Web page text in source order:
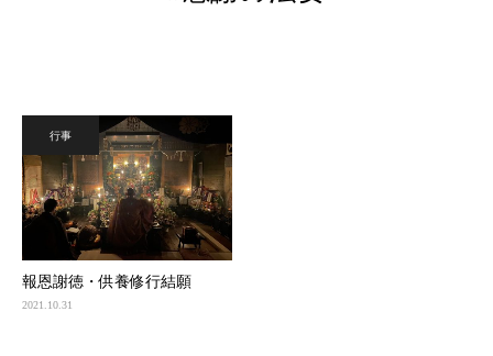
行事
報恩謝徳・供養修行結願
2021.10.31